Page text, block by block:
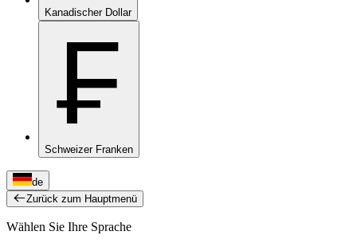
Kanadischer Dollar
₣
Schweizer Franken
de
Zurück zum Hauptmenü
Wählen Sie Ihre Sprache